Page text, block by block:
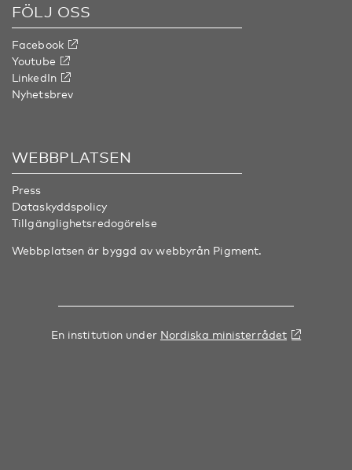
FÖLJ OSS
Facebook
Youtube
LinkedIn
Nyhetsbrev
WEBBPLATSEN
Press
Dataskyddspolicy
Tillgänglighetsredogörelse
Webbplatsen är byggd av webbyrån Pigment.
En institution under Nordiska ministerrådet